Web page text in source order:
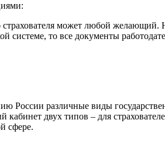
страхователя может любой
системе, то все документы
России различные виды
двух типов – для
сфере.